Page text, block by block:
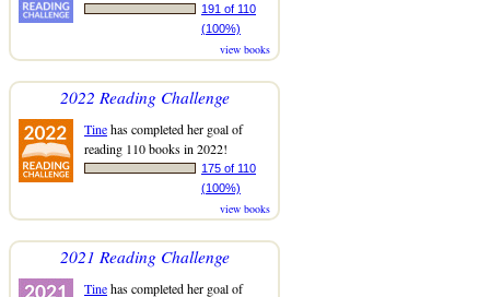
191 of 110
(100%)
view books
2022 Reading Challenge
Tinehas completed her goal of
reading 110 books in 2022!
175 of 110
(100%)
view books
2021 Reading Challenge
Tinehas completed her goal of